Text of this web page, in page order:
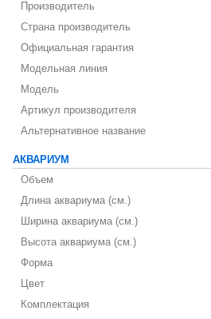
Производитель
Страна производитель
Официальная гарантия
Модельная линия
Модель
Артикул производителя
Альтернативное название
АКВАРИУМ
Объем
Длина аквариума (см.)
Ширина аквариума (см.)
Высота аквариума (см.)
Форма
Цвет
Комплектация